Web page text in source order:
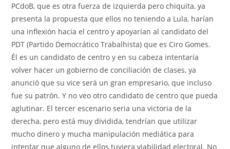
PCdoB, que es otra fuerza de izquierda pero chiquita, ya
presenta la propuesta que ellos no teniendo a Lula, harían
una inflexión hacia el centro y apoyarían al candidato del
PDT (Partido Democrático Trabalhista) que es Ciro Gomes.
Él es un candidato de centro y en su cabeza intentaría
volver hacer un gobierno de conciliación de clases, ya
anunció que su vice será un gran empresario, que incluso
fue su patrón. Y no veo otro candidato de centro que pueda
aglutinar. El tercer escenario seria una victoria de la
derecha, pero está muy dividida, tendrían que utilizar
mucho dinero y mucha manipulación mediática para
intentar que alguno de ellos tuviera viabilidad electoral. No